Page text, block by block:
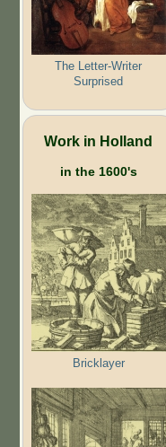
The Letter-Writer
Surprised
Work in Holland
in the 1600's
Bricklayer